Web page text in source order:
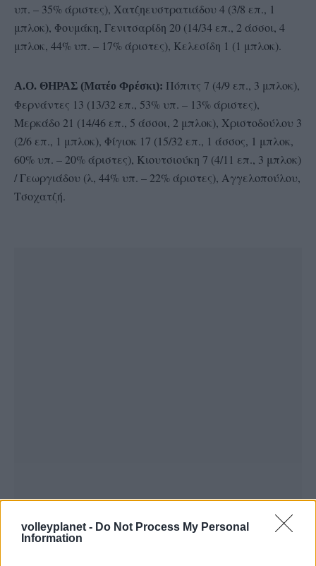
volleyplanet - Do Not Process My Personal
Information
υπ. – 35% άριστες), Χατζηευστρατιάδου 4 (3/8 επ., 1
μπλοκ), Φουμάκη, Γενιτσαρίδη 20 (14/34 επ., 2 άσσοι, 4
μπλοκ, 44% υπ. – 17% άριστες), Κελεσίδη 1 (1 μπλοκ).
Α.Ο. ΘΗΡΑΣ (Ματέο Φρέσκι): Πόπιτς 7 (4/9 επ., 3 μπλοκ),
Φερνάντες 13 (13/32 επ., 53% υπ. – 13% άριστες),
Μερκάδο 21 (14/46 επ., 5 άσσοι, 2 μπλοκ), Χριστοδούλου 3
(2/6 επ., 1 μπλοκ), Φίγιοκ 17 (15/32 επ., 1 άσσος, 1 μπλοκ,
60% υπ. – 20% άριστες), Κιουτσιούκη 7 (4/11 επ., 3 μπλοκ)
/ Γεωργιάδου (λ, 44% υπ. – 22% άριστες), Αγγελοπούλου,
Τσοχατζή.